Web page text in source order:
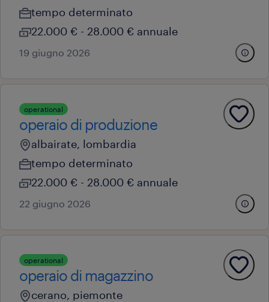
tempo determinato
22.000 € - 28.000 € annuale
19 giugno 2026
operational
operaio di produzione
albairate, lombardia
tempo determinato
22.000 € - 28.000 € annuale
22 giugno 2026
operational
operaio di magazzino
cerano, piemonte